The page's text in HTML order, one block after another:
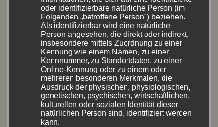
März 2022(1)
September 2021(1)
August 2021(14)
Juli 2021(1)
Juni 2021(3)
Mai 2021(4)
oder identifizierbare natürliche Person (im
Folgenden „betroffene Person") beziehen.
Als identifizierbar wird eine natürliche
Person angesehen, die direkt oder indirekt,
insbesondere mittels Zuordnung zu einer
Kennung wie einem Namen, zu einer
Kennnummer, zu Standortdaten, zu einer
Online-Kennung oder zu einem oder
mehreren besonderen Merkmalen, die
Ausdruck der physischen, physiologischen,
genetischen, psychischen, wirtschaftlichen,
kulturellen oder sozialen Identität dieser
natürlichen Person sind, identifiziert werden
kann.